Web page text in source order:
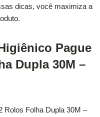
dicas, você maximiza a
Pague
Dupla 30M –
Rolos Folha Dupla 30M –